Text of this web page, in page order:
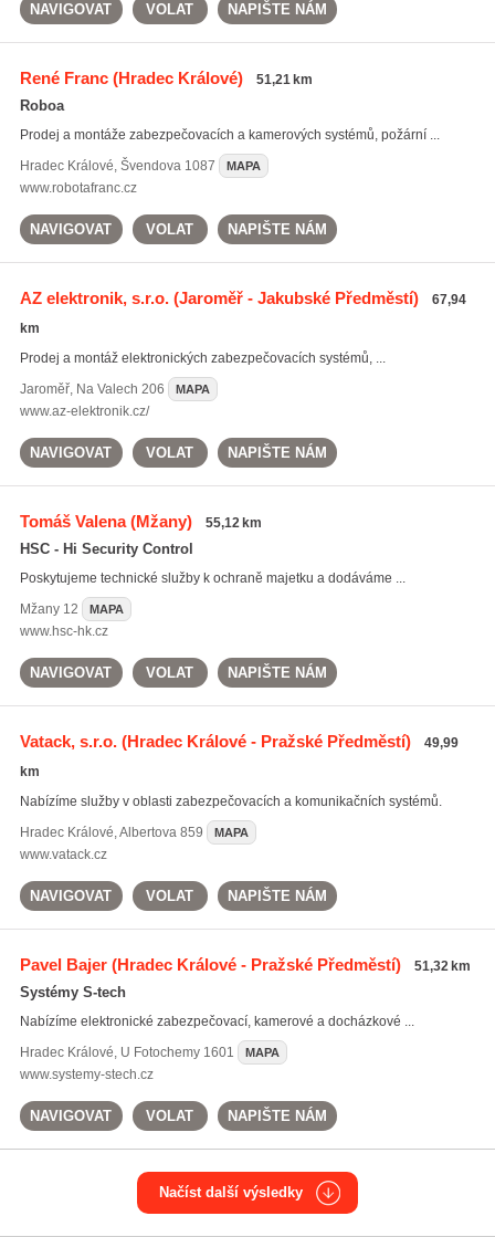
NAVIGOVAT VOLAT NAPIŠTE NÁM
René Franc(Hradec Králové) 51,21 km
Roboa
Prodej a montáže zabezpečovacích a kamerových systémů, požární ...
Hradec Králové, Švendova 1087 MAPA
www.robotafranc.cz
NAVIGOVAT VOLAT NAPIŠTE NÁM
AZ elektronik, s.r.o.(Jaroměř - Jakubské Předměstí)
67,94
km
Prodej a montáž elektronických zabezpečovacích systémů, ...
Jaroměř, Na Valech 206 MAPA
www.az-elektronik.cz/
NAVIGOVAT VOLAT NAPIŠTE NÁM
Tomáš Valena(Mžany) 55,12 km
HSC - Hi Security Control
Poskytujeme technické služby k ochraně majetku a dodáváme ...
Mžany12 MAPA
www.hsc-hk.cz
NAVIGOVAT VOLAT NAPIŠTE NÁM
Vatack, s.r.o.(Hradec Králové - Pražské Předměstí)
49,99
km
Nabízíme služby v oblasti zabezpečovacích a komunikačních systémů.
Hradec Králové,Albertova 859 MAPA
www.vatack.cz
NAVIGOVAT VOLAT NAPIŠTE NÁM
Pavel Bajer(Hradec Králové - Pražské Předměstí) 51,32 km
Systémy S-tech
Nabízíme elektronické zabezpečovací, kamerové a docházkové ...
Hradec Králové, U Fotochemy 1601 MAPA
www.systemy-stech.cz
NAVIGOVAT VOLAT NAPIŠTE NÁM
Načíst další výsledky